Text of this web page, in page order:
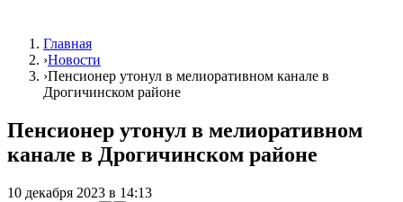
Главная
›Новости
›Пенсионер утонул в мелиоративном канале в
Дрогичинском районе
Пенсионер утонул в мелиоративном
канале в Дрогичинском районе
10 декабря 2023 в 14:13